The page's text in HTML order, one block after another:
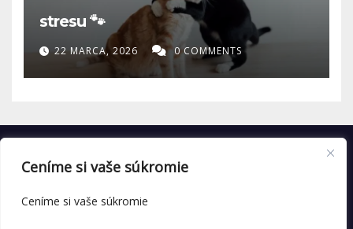
Ceníme si vaše súkromie
Ceníme si vaše súkromie
stresu 🐾
22 MARCA, 2026 0 COMMENTS